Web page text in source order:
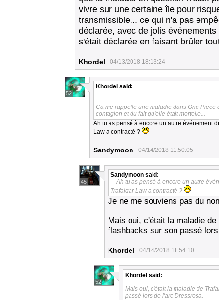
vivre sur une certaine île pour
transmissible... ce qui n'a pas
déclarée, avec de jolis
s'était déclarée en faisant brûler
Khordel 04/13/2018 18:13:24
52
Khordel said:
Ça me rappelle une maladie dans One
contagion et du fait qu'elle était mortelle...
Ah tu as pensé à encore un autre événement
Law a contracté ?
Sandymoon 04/14/2018 11:50:05
45
Sandymoon said:
Ah tu as pensé à encore un autre
Trafalgar Law a contracté ?
Je ne me souviens pas du
Mais oui, c'était la maladie
flashbacks sur son passé
Khordel 04/14/2018 11:54:10
52
Khordel said:
Mais oui, c'était la maladie de
passé lors de l'arc Dressrosa.